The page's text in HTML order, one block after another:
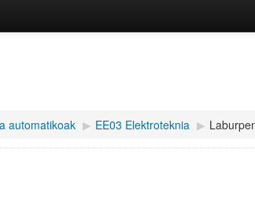
automatikoak ▶︎ EE03 Elektroteknia ▶︎